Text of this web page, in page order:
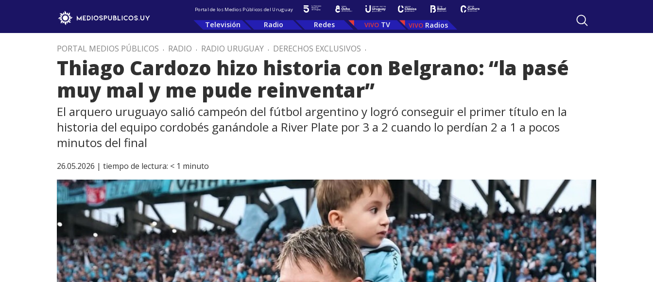
Portal de los Medios Públicos del Uruguay
Televisión Radio Redes TV Radios
PORTAL MEDIOS PÚBLICOS . RADIO . RADIO URUGUAY . DERECHOS EXCLUSIVOS .
Thiago Cardozo hizo historia con Belgrano: “la pasé
muy mal y me pude reinventar”
El arquero uruguayo salió campeón del fútbol argentino y logró conseguir el primer título en la
historia del equipo cordobés ganándole a River Plate por 3 a 2 cuando lo perdían 2 a 1 a pocos
minutos del final
26.05.2026 | tiempo de lectura: < 1 minuto